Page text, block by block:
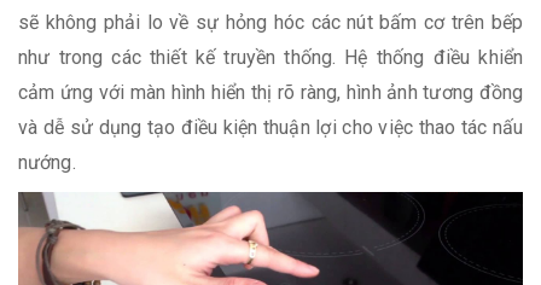
sẽ không phải lo về sự hỏng hóc các nút bấm cơ trên bếp
như trong các thiết kế truyền thống. Hệ thống điều khiển
cảm ứng với màn hình hiển thị rõ ràng, hình ảnh tương đồng
và dễ sử dụng tạo điều kiện thuận lợi cho việc thao tác nấu
nướng.